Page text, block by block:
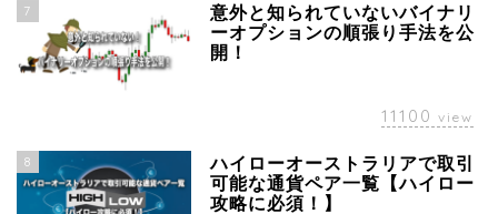
7
意外と知られていないバイナリ
ーオプションの順張り手法を公
開！
11100 view
8
ハイローオーストラリアで取引
可能な通貨ペア一覧【ハイロー
攻略に必須！】